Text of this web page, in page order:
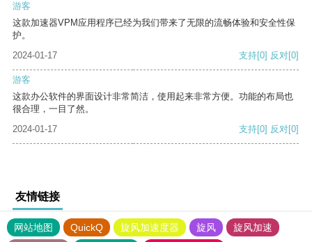
游客
这款加速器VPM应用程序已经为我们带来了无限的流畅体验和安全性保
护。
2024-01-17
支持[0] 反对[0]
游客
这款办公软件的界面设计非常简洁，使用起来非常方便。功能的布局也
很合理，一目了然。
2024-01-17
支持[0] 反对[0]
友情链接
网站地图 QuickQ 旋风加速度器 旋风
旋风加速